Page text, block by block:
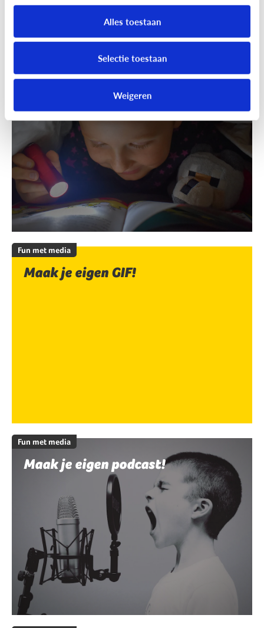
Alles toestaan
Selectie toestaan
Weigeren
Speels bijleren met een educatieve
Fun met media
Maak je eigen GIF!
Fun met media
Maak je eigen podcast!